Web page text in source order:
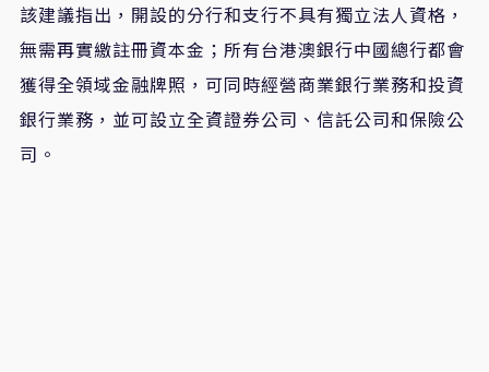
該建議指出，開設的分行和支行不具有獨立法人資格，
無需再實繳註冊資本金；所有台港澳銀行中國總行都會
獲得全領域金融牌照，可同時經營商業銀行業務和投資
銀行業務，並可設立全資證券公司、信託公司和保險公
司。